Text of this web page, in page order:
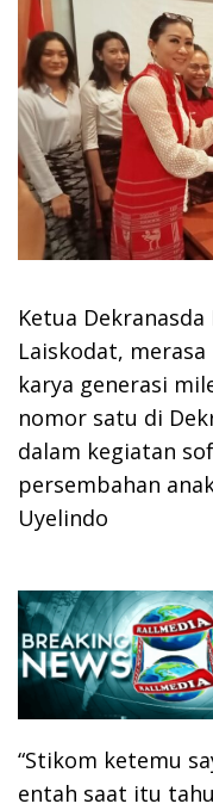
Ketua
Laiskodat,
karya generasi
nomor satu di
dalam kegiatan
persembahan
Uyelindo
“Stikom ketemu
entah saat itu